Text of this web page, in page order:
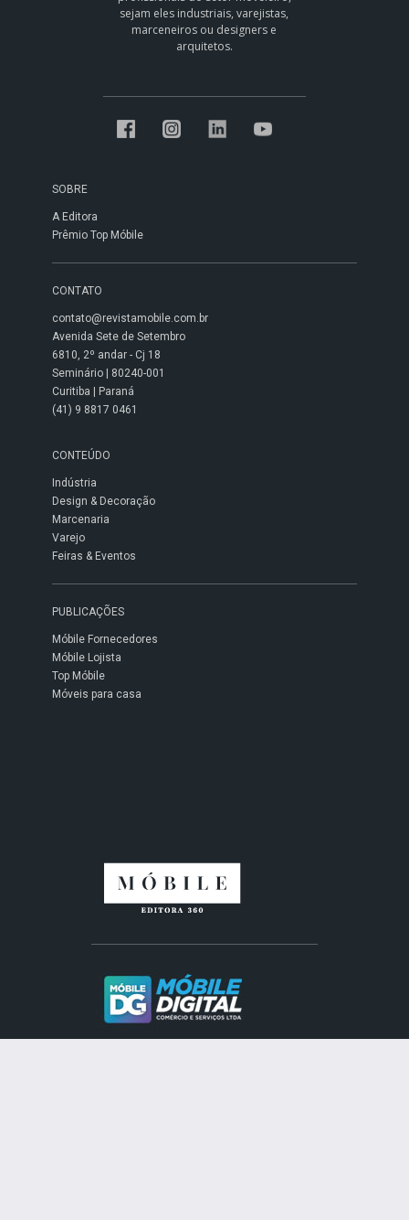
sejam eles industriais, varejistas,
marceneiros ou designers e
arquitetos.
SOBRE
A Editora
Prêmio Top Móbile
CONTATO
contato@revistamobile.com.br
Avenida Sete de Setembro
6810, 2º andar - Cj 18
Seminário | 80240-001
Curitiba | Paraná
(41) 9 8817 0461
CONTEÚDO
Indústria
Design & Decoração
Marcenaria
Varejo
Feiras & Eventos
PUBLICAÇÕES
Móbile Fornecedores
Móbile Lojista
Top Móbile
Móveis para casa